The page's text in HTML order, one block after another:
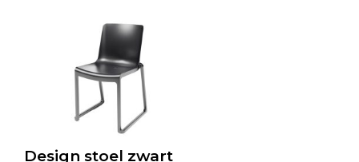
Design stoel zwart